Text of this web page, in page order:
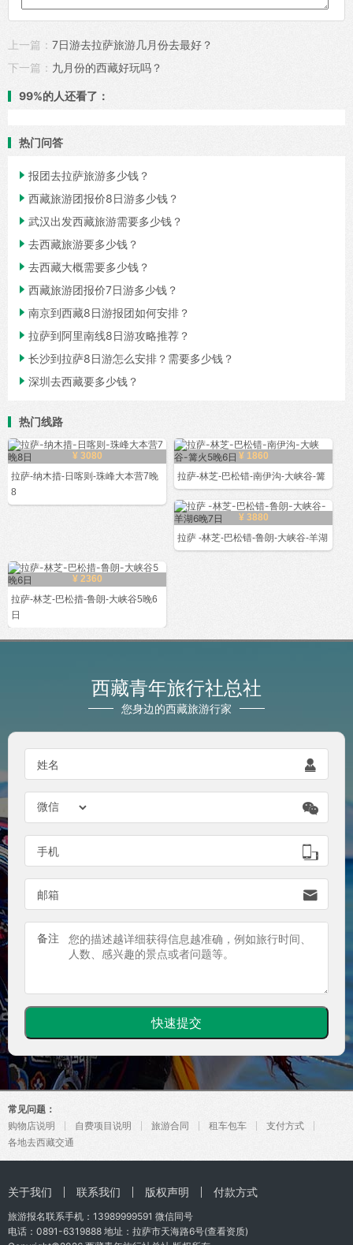
上一篇： 7日游去拉萨旅游几月份去最好？
下一篇： 九月份的西藏好玩吗？
99%的人还看了：
热门问答
 报团去拉萨旅游多少钱？
 西藏旅游团报价8日游多少钱？
 武汉出发西藏旅游需要多少钱？
 去西藏旅游要多少钱？
 去西藏大概需要多少钱？
 西藏旅游团报价7日游多少钱？
 南京到西藏8日游报团如何安排？
 拉萨到阿里南线8日游攻略推荐？
 长沙到拉萨8日游怎么安排？需要多少钱？
 深圳去西藏要多少钱？
热门线路
¥ 3080
拉萨-纳木措-日喀则-珠峰大本营7晚
8
¥ 1860
拉萨-林芝-巴松错-南伊沟-大峡谷-篝
¥ 3880
拉萨 -林芝-巴松错-鲁朗-大峡谷-羊湖
¥ 2360
拉萨-林芝-巴松措-鲁朗-大峡谷5晚6
日
西藏青年旅行社总社
您身边的西藏旅游行家
姓名 

手机 
邮箱 
备注
常见问题：
购物店说明
自费项目说明 旅游合同 租车包车
支付方式
各地去西藏交通
关于我们 联系我们 版权声明 付款方式
旅游报名联系手机： 13989999591 微信同号
电话：0891-6319888 地址：拉萨市天海路6号(查看资质)